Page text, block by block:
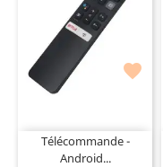

Télécommande -
Android...